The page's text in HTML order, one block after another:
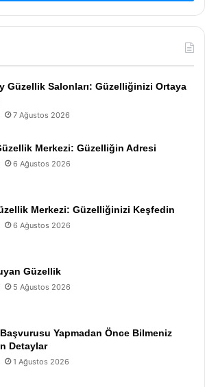
Güzellik Salonları: Güzelliğinizi Ortaya
7 Ağustos 2026
Merkezi: Güzelliğin Adresi
6 Ağustos 2026
Merkezi: Güzelliğinizi Keşfedin
6 Ağustos 2026
Güzellik
5 Ağustos 2026
Başvurusu Yapmadan Önce Bilmeniz
Detaylar
1 Ağustos 2026